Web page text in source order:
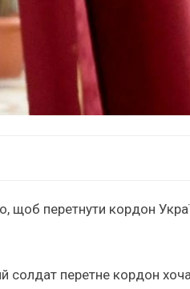
щоб перетнути кордон
перетне кордон хоча